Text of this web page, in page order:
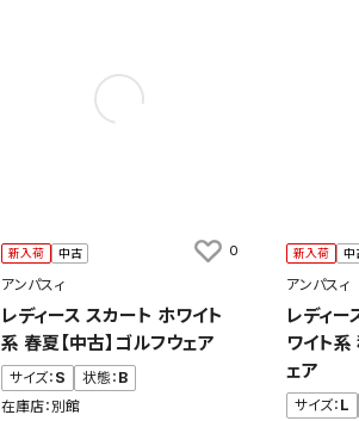
新入荷 中古
アンパスィ
レディース スカート ホワイト
系 春夏【中古】ゴルフウェア
サイズ： S 状態： B
在庫店：別館
0 新入荷 中
アンパスィ
レディ
ワイト系
ェア
サイズ： L